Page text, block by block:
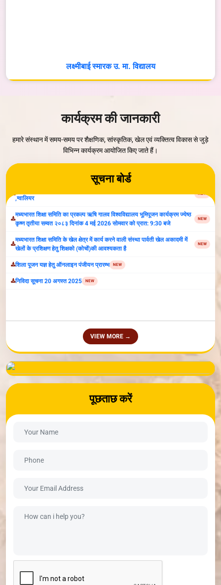
लक्ष्मीबाई स्मारक उ. मा. विद्यालय
कार्यक्रम की जानकारी
हमारे संस्थान में समय-समय पर शैक्षणिक, सांस्कृतिक, खेल एवं व्यक्तित्व विकास से जुड़े
विभिन्न कार्यक्रम आयोजित किए जाते हैं।
सूचना बोर्ड
Parvati Vidya Peeth Organize Inter-School Competiton-2026 NEW
सूचना:अंतर्राष्ट्रीय योग दिवस 21 जून 2026 प्रातः 7 बजे, स्थान पार्वती खेल अकादमी
,ग्वालियर
मध्यभारत शिक्षा समिति का प्रकल्प ऋषि गालव विश्वविद्यालय भूमिपूजन कार्यक्रम ज्येष्ठ
खेलों के प्रशिक्षण हेतु शिक्षको (कोचों)की आवश्यकता है
निविदा सूचना 20 अगस्‍त 2025 NEW
VIEW MORE →
पूछताछ करें